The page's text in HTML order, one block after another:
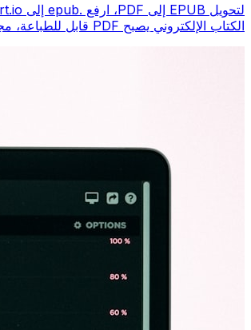
الكتاب الإلكتروني يصبح PDF قابل للطباعة، مجاناً.